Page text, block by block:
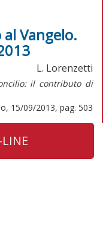
Vangelo.
L. Lorenzetti
il contributo di
15/09/2013, pag. 503